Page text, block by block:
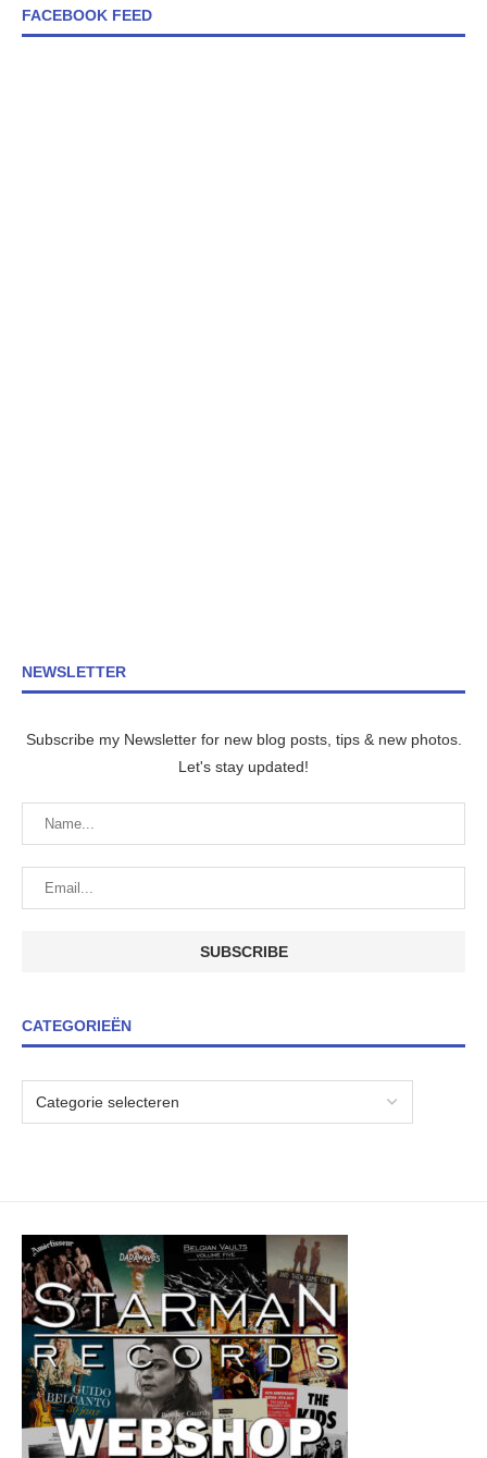
FACEBOOK FEED
NEWSLETTER
Subscribe my Newsletter for new blog posts, tips & new photos.
Let's stay updated!
CATEGORIEËN